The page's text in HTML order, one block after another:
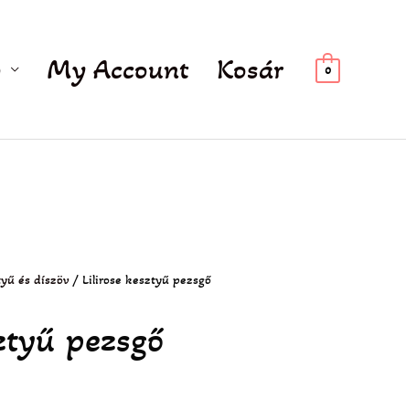
My Account Kosár 0
és díszöv / Lilirose kesztyű pezsgő
pezsgő